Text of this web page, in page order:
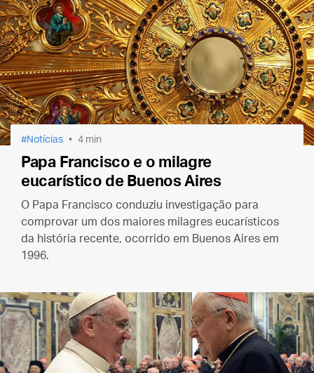
Notícias 4 min
Papa Francisco e o milagre
eucarístico de Buenos Aires
O Papa Francisco conduziu investigação para
comprovar um dos maiores milagres eucarísticos
da história recente, ocorrido em Buenos Aires em
1996.